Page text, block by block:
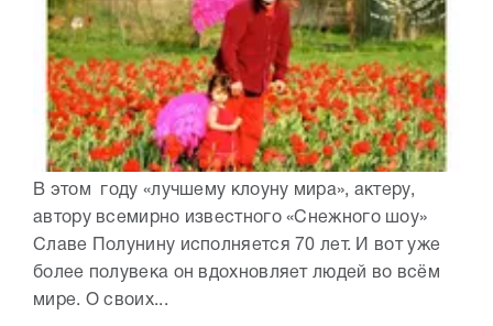
В этом году «лучшему клоуну мира», актеру,
автору всемирно известного «Снежного шоу»
Славе Полунину исполняется 70 лет. И вот уже
более полувека он вдохновляет людей во всём
мире. О своих...